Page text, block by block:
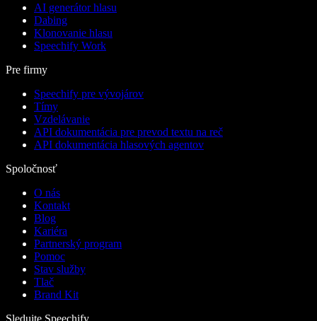
AI generátor hlasu
Dabing
Klonovanie hlasu
Speechify Work
Pre firmy
Speechify pre vývojárov
Tímy
Vzdelávanie
API dokumentácia pre prevod textu na reč
API dokumentácia hlasových agentov
Spoločnosť
O nás
Kontakt
Blog
Kariéra
Partnerský program
Pomoc
Stav služby
Tlač
Brand Kit
Sledujte Speechify